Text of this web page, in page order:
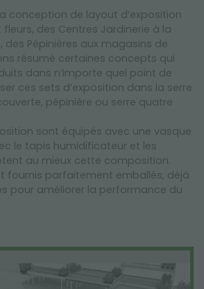
conception de layout d’exposition
des Centres Jardinerie à la
des Pépinières aux magasins de
résumé certaines concepts qui
dans n’importe quel point de
ces sets d’exposition dans la serre
pépinière ou serre quatre
sont équipés avec une vasque
le tapis humidificateur et les
au mieux cette composition.
fournis parfaitement emballés, déjà
pour améliorer la performance du